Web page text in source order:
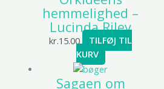
hemmelighed –
Lucinda Riley
kr.15.00
TILFØJ TIL
KURV
Sagaen om